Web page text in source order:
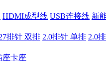
HDMI成型线 USB连接线 新
排针 双排 2.0排针 单排 2.0
座卡座